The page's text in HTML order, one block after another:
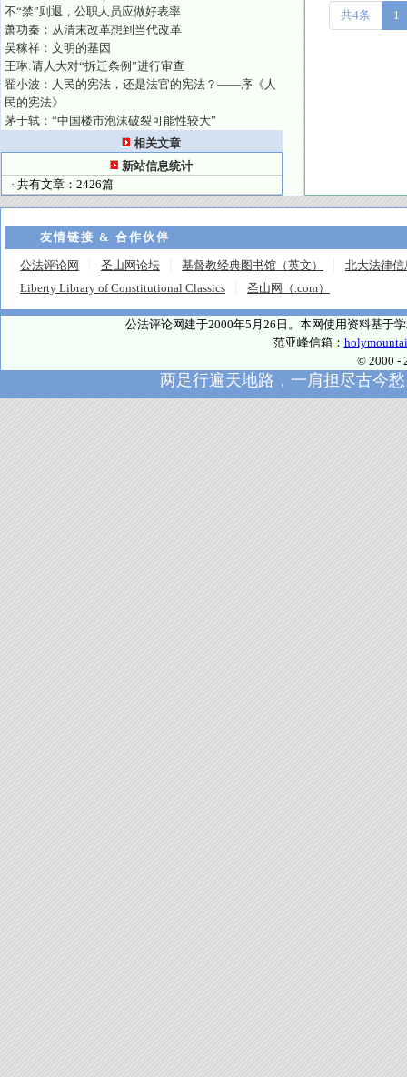
不“禁”则退，公职人员应做好表率
萧功秦：从清末改革想到当代改革
吴稼祥：文明的基因
王琳:请人大对“拆迁条例”进行审查
翟小波：人民的宪法，还是法官的宪法？——序《人
民的宪法》
茅于轼：“中国楼市泡沫破裂可能性较大”
相关文章
新站信息统计
· 共有文章：2426篇
共4条 1
友情链接 & 合作伙伴
公法评论网 圣山网论坛 基督教经典图书馆（英文）
北大法律信
Liberty Library of Constitutional Classics
圣山网（.com）
公法评论网建于2000年5月26日。本网使用资料基于
范亚峰信箱：
© 2000 -
两足行遍天地路，一肩担尽古今